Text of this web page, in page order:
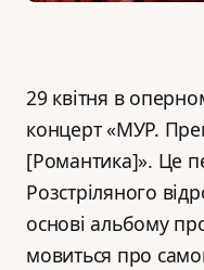
29 квітня в
концерт «МУР.
[Романтика]». Це
Розстріляного
основі альбому
мовиться про